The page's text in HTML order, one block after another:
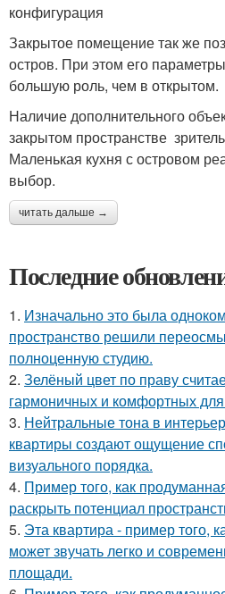
конфигурация
Закрытое помещение так же
остров. При этом его
большую роль, чем в открытом.
Наличие дополнительного
закрытом пространстве
Маленькая кухня с островом
выбор.
читать дальше →
Последние
1. Изначально это была
пространство решили
полноценную студию.
2. Зелёный цвет по праву
гармоничных и комфортных
3. Нейтральные тона в
квартиры создают ощущение
визуального порядка.
4. Пример того, как
раскрыть потенциал
5. Эта квартира - пример того,
может звучать легко и
площади.